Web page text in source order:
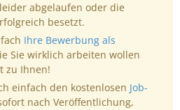
abgelaufen oder die
besetzt.
Ihre Bewerbung als
Sie wirklich arbeiten wollen
zu Ihnen!
einfach den kostenlosen Job-
nach Veröffentlichung,